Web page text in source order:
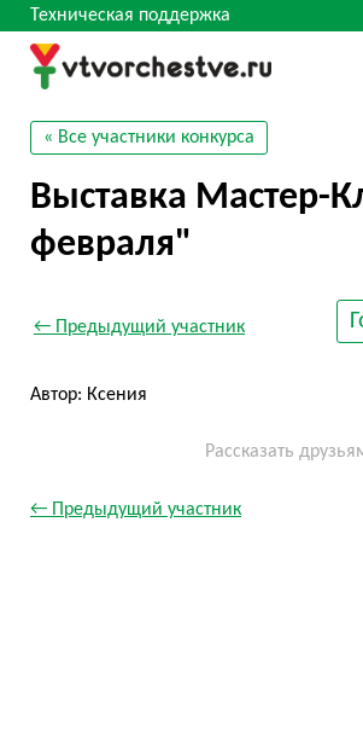
Техническая поддержка
« Все участники конкурса
Выставка Мастер-
февраля"
← Предыдущий участник
Автор: Ксения
Рассказать
← Предыдущий участник